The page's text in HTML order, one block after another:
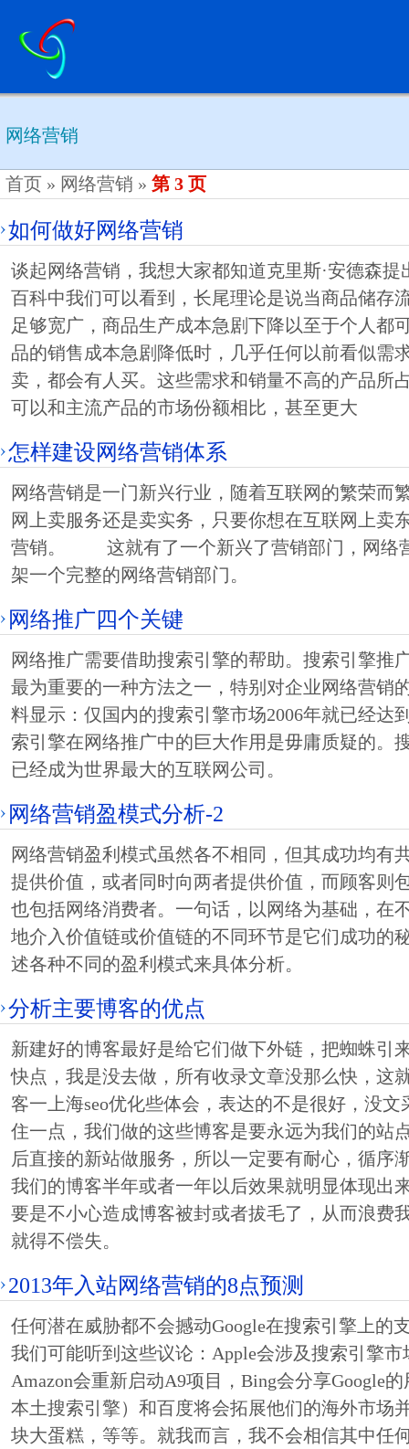
网络营销
首页 » 网络营销 » 第 3 页
如何做好网络营销
谈起网络营销，我想大家都知道克里斯·安德森
百科中我们可以看到，长尾理论是说当商品储存
足够宽广，商品生产成本急剧下降以至于个人都
品的销售成本急剧降低时，几乎任何以前看似需
卖，都会有人买。这些需求和销量不高的产品所
可以和主流产品的市场份额相比，甚至更大
怎样建设网络营销体系
网络营销是一门新兴行业，随着互联网的繁荣而
网上卖服务还是卖实务，只要你想在互联网上卖
营销。 这就有了一个新兴了营销部门，网络
架一个完整的网络营销部门。
网络推广四个关键
网络推广需要借助搜索引擎的帮助。搜索引擎推
最为重要的一种方法之一，特别对企业网络营销
料显示：仅国内的搜索引擎市场2006年就已经达
索引擎在网络推广中的巨大作用是毋庸质疑的。
已经成为世界最大的互联网公司。
网络营销盈模式分析-2
网络营销盈利模式虽然各不相同，但其成功均
提供价值，或者同时向两者提供价值，而顾客则
也包括网络消费者。一句话，以网络为基础，在
地介入价值链或价值链的不同环节是它们成功的
述各种不同的盈利模式来具体分析。
分析主要博客的优点
新建好的博客最好是给它们做下外链，把蜘蛛引
快点，我是没去做，所有收录文章没那么快，这
客一上海seo优化些体会，表达的不是很好，没
住一点，我们做的这些博客是要永远为我们的站
后直接的新站做服务，所以一定要有耐心，循序
我们的博客半年或者一年以后效果就明显体现出
要是不小心造成博客被封或者拔毛了，从而浪费
就得不偿失。
2013年入站网络营销的8点预测
任何潜在威胁都不会撼动Google在搜索引擎上的
我们可能听到这些议论：Apple会涉及搜索引擎市
Amazon会重新启动A9项目，Bing会分享Google
本土搜索引擎）和百度将会拓展他们的海外市场
块大蛋糕，等等。就我而言，我不会相信其中任